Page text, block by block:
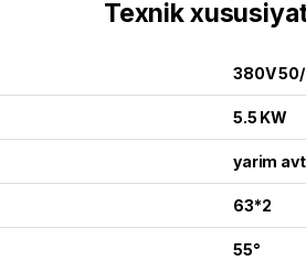
Texnik
380V
5.5 KW
yarim
63*2
55°